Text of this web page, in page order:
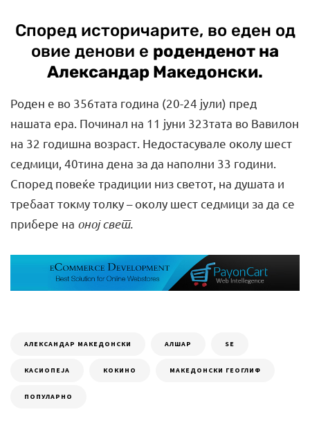
Според историчарите, во еден од
овие денови е роденденот на
Александар Македонски.
Роден е во 356тата година (20-24 јули) пред
нашата ера. Починал на 11 јуни 323тата во Вавилон
на 32 годишна возраст. Недостасувале околу шест
седмици, 40тина дена за да наполни 33 години.
Според повеќе традиции низ светот, на душата и
требаат токму толку – околу шест седмици за да се
прибере на оној свет.
АЛЕКСАНДАР МАКЕДОНСКИ АЛШАР ЅЕ
КАСИОПЕЈА КОКИНО МАКЕДОНСКИ ГЕОГЛИФ
ПОПУЛАРНО